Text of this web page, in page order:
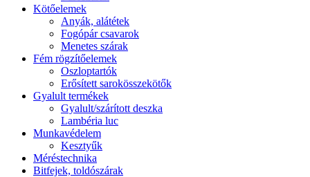
Kötőelemek
Anyák, alátétek
Fogópár csavarok
Menetes szárak
Fém rögzítőelemek
Oszloptartók
Erősített sarokösszekötők
Gyalult termékek
Gyalult/szárított deszka
Lambéria luc
Munkavédelem
Kesztyűk
Méréstechnika
Bitfejek, toldószárak